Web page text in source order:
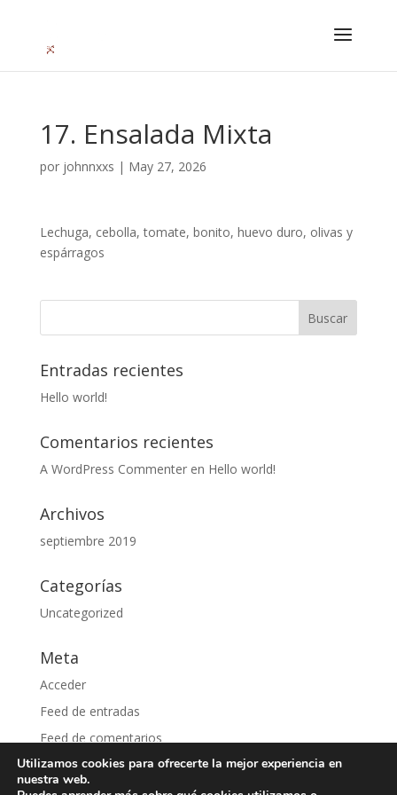
17. Ensalada Mixta
por johnnxxs | May 27, 2026
Lechuga, cebolla, tomate, bonito, huevo duro, olivas y
espárragos
Entradas recientes
Hello world!
Comentarios recientes
A WordPress Commenteren Hello world!
Archivos
septiembre 2019
Categorías
Uncategorized
Meta
Acceder
Feed de entradas
Feed de comentarios
WordPress.org
Utilizamos cookies para ofrecerte la mejor experiencia en
nuestra web.